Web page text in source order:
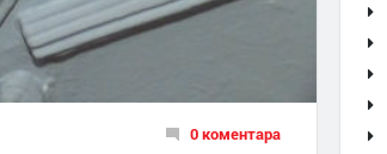
0 коментара